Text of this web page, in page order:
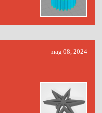
mag 08, 2024